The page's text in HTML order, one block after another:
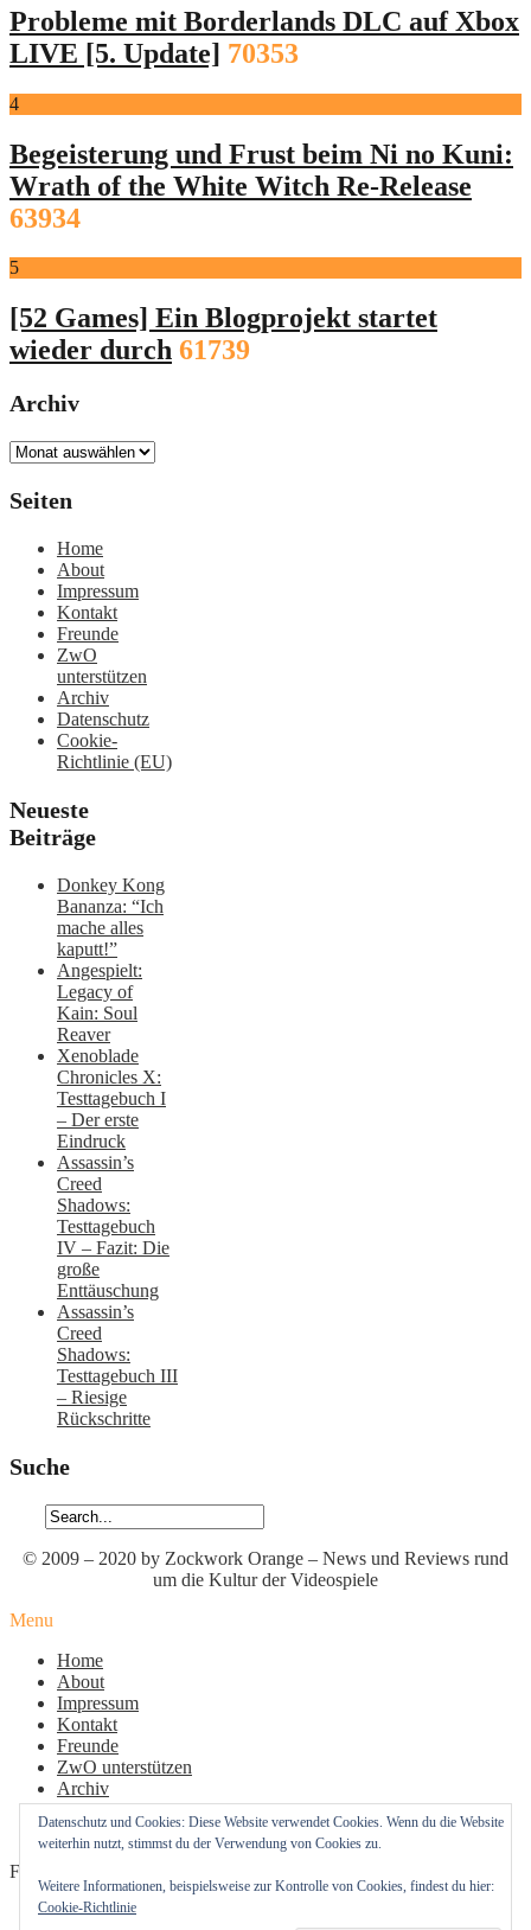
Probleme mit Borderlands DLC auf Xbox
LIVE [5. Update] 70353
4
Begeisterung und Frust beim Ni no Kuni:
Wrath of the White Witch Re-Release
63934
5
[52 Games] Ein Blogprojekt startet
wieder durch 61739
Archiv
Archiv
Seiten
Home
About
Impressum
Kontakt
Freunde
ZwO
unterstützen
Archiv
Datenschutz
Cookie-
Richtlinie (EU)
Neueste
Beiträge
Donkey Kong
Bananza: “Ich
mache alles
kaputt!”
Angespielt:
Legacy of
Kain: Soul
Reaver
Xenoblade
Chronicles X:
Testtagebuch I
– Der erste
Eindruck
Assassin’s
Creed
Shadows:
Testtagebuch
IV – Fazit: Die
große
Enttäuschung
Assassin’s
Creed
Shadows:
Testtagebuch III
– Riesige
Rückschritte
Suche
© 2009 – 2020 by Zockwork Orange – News und Reviews rund
um die Kultur der Videospiele
Menu
Home
About
Impressum
Kontakt
Freunde
ZwO unterstützen
Archiv
Datenschutz
Cookie-Richtlinie (EU)
Follow Us
ProfilProfilProfil
Datenschutz und Cookies: Diese Website verwendet Cookies. Wenn du die Website
weiterhin nutzt, stimmst du der Verwendung von Cookies zu.
Weitere Informationen, beispielsweise zur Kontrolle von Cookies, findest du hier:
Cookie-Richtlinie